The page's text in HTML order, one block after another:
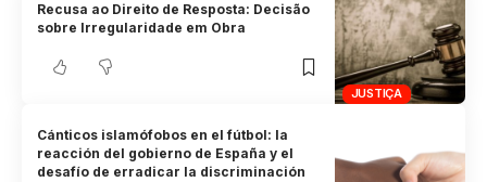
JUSTIÇA
Recusa ao Direito de Resposta: Decisão
sobre Irregularidade em Obra
Cánticos islamófobos en el fútbol: la
reacción del gobierno de España y el
desafío de erradicar la discriminación